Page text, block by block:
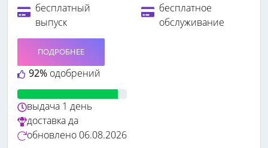
бесплатный
выпуск
бесплатное
обслуживание
92% одобрений
ПОДРОБНЕЕ
выдача 1 день
доставкада
обновлено 06.08.2026